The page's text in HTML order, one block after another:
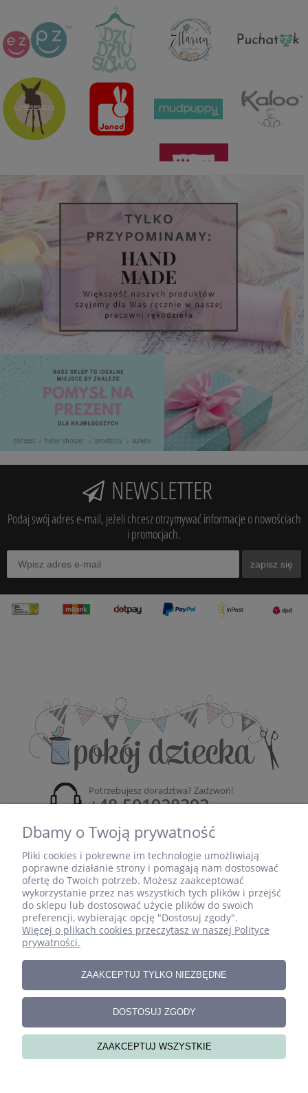
NEWSLETTER
Podaj swój adres e-mail, jeżeli chcesz otrzymywać informacje o nowościach
i promocjach.
zapisz się
Potrzebujesz doradztwa? Zadzwoń!
+48 501928392
email:
sklep@pokojdziecka.pl
ZAKUPY
INFORMACJE
MOJE KONTO
O NAS
Dbamy o Twoją prywatność
Pliki cookies i pokrewne im technologie umożliwiają
poprawne działanie strony i pomagają nam dostosować
ofertę do Twoich potrzeb. Możesz zaakceptować
wykorzystanie przez nas wszystkich tych plików i przejść
do sklepu lub dostosować użycie plików do swoich
preferencji, wybierając opcję "Dostosuj zgody".
Więcej o plikach cookies przeczytasz w naszej Polityce
prywatności.
ZAAKCEPTUJ TYLKO NIEZBĘDNE
DOSTOSUJ ZGODY
ZAAKCEPTUJ WSZYSTKIE